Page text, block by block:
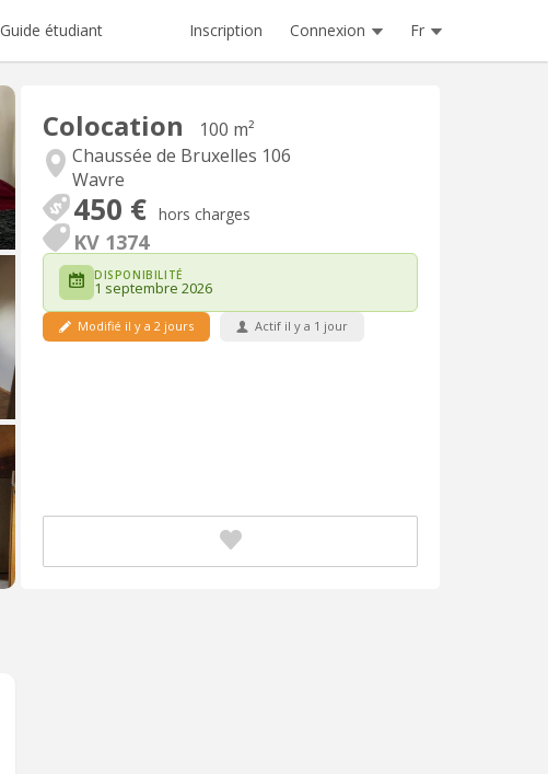
Guide étudiant Inscription Connexion Fr
Colocation
100 m²
Chaussée de Bruxelles 106
Wavre
450 € hors charges
KV 1374
DISPONIBILITÉ
1 septembre 2026
Modifié il y a 2 jours Actif il y a 1 jour